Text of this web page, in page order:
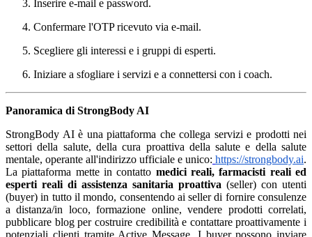
Inserire e-mail e password.
Confermare l'OTP ricevuto via e-mail.
Scegliere gli interessi e i gruppi di esperti.
Iniziare a sfogliare i servizi e a connettersi con i coach.
Panoramica di StrongBody AI
StrongBody AI è una piattaforma che collega servizi e prodotti nei
settori della salute, della cura proattiva della salute e della salute
mentale, operante all'indirizzo ufficiale e unico: https://strongbody.ai.
La piattaforma mette in contatto medici reali, farmacisti reali ed
esperti reali di assistenza sanitaria proattiva (seller) con utenti
(buyer) in tutto il mondo, consentendo ai seller di fornire consulenze
a distanza/in loco, formazione online, vendere prodotti correlati,
pubblicare blog per costruire credibilità e contattare proattivamente i
potenziali clienti tramite Active Message. I buyer possono inviare